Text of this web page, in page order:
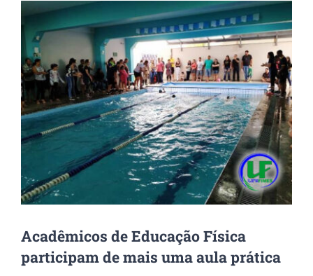
View
Larger
Image
Acadêmicos de Educação Física
participam de mais uma aula prática